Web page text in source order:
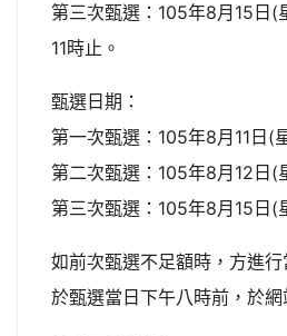
第三次甄選：105年8月15日(
11時止。
甄選日期：
第一次甄選：105年8月11日(
第二次甄選：105年8月12日(
第三次甄選：105年8月15日(
如前次甄選不足額時，方進
於甄選當日下午八時前，於網